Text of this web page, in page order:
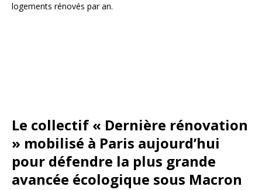
logements rénovés par an.
Le collectif « Dernière rénovation
» mobilisé à Paris aujourd’hui
pour défendre la plus grande
avancée écologique sous Macron